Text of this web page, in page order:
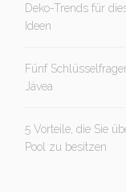
Deko-Trends für
Ideen
Fünf
Jávea
5 Vorteile, die Sie
Pool zu besitzen